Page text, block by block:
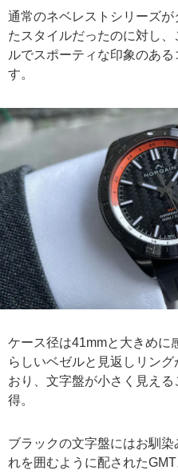
通常のネベレストシリーズ
たスタイルだったのに対し
ルでスポーティな印象のあ
す。
ケース径は41mmと大きめに
らしいベゼルと見返しリン
おり、文字盤が小さく見え
得。
ブラックの文字盤にはお馴
れを囲むように配された